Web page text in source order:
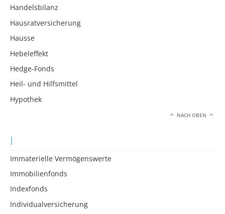
Handelsbilanz
Hausratversicherung
Hausse
Hebeleffekt
Hedge-Fonds
Heil- und Hilfsmittel
Hypothek
NACH OBEN
I
Immaterielle Vermögenswerte
Immobilienfonds
Indexfonds
Individualversicherung